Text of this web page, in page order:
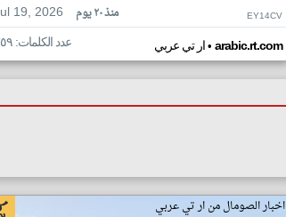
19, 2026
منذ ٢٠ يوم EY14CV
ار تي عربي• arabic.rt.com عدد الكلمات: ٣٥٩
اخبار الصومال من ار تي عربي